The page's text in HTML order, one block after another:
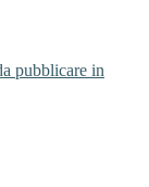
pubblicare in